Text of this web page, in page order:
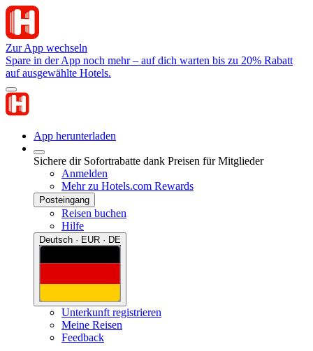
Zur App wechseln
Spare in der App noch mehr – auf dich warten bis zu 20% Rabatt
auf ausgewählte Hotels.
App herunterladen
Sichere dir Sofortrabatte dank Preisen für Mitglieder
Anmelden
Mehr zu Hotels.com Rewards
Posteingang
Reisen buchen
Hilfe
Deutsch · EUR · DE
Unterkunft registrieren
Meine Reisen
Feedback